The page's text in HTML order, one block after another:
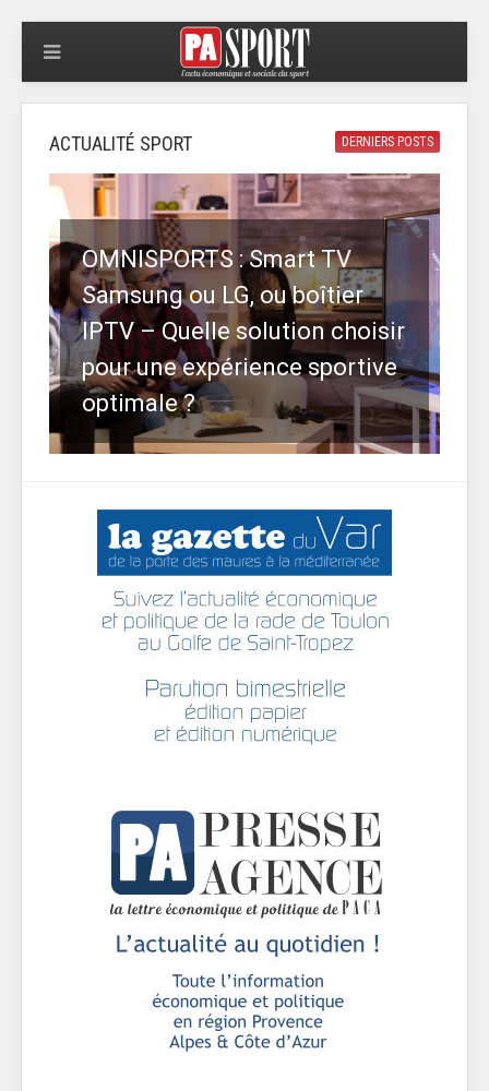
DERNIERS POSTS
ACTUALITÉ SPORT
OMNISPORTS : Smart TV
Samsung ou LG, ou boîtier
IPTV – Quelle solution choisir
pour une expérience sportive
optimale ?